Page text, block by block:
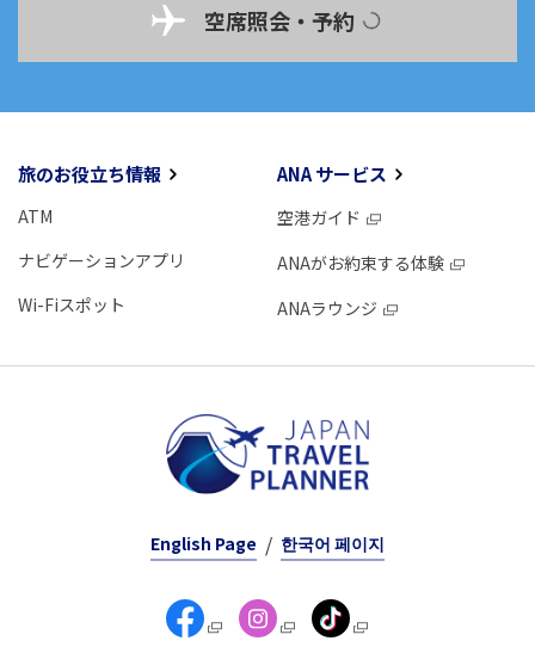
空席照会・予約
旅のお役立ち情報
ATM
ナビゲーションアプリ
Wi-Fiスポット
ANA サービス
空港ガイド
ANAがお約束する体験
ANAラウンジ
English Page 한국어 페이지